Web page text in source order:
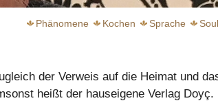
Phänomene Kochen Sprache
der Verweis auf die Heimat und
heißt der hauseigene Verlag Doyç.